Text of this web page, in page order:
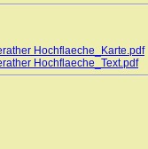
Hochflaeche_Karte.pdf
Hochflaeche_Text.pdf